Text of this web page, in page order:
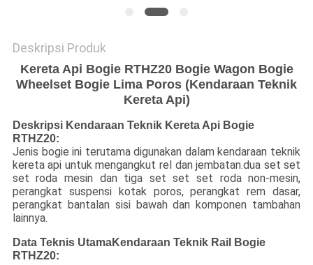
Deskripsi Produk
Kereta Api Bogie RTHZ20 Bogie Wagon Bogie
Wheelset Bogie Lima Poros (Kendaraan Teknik
Kereta Api)
Deskripsi Kendaraan Teknik Kereta Api Bogie
RTHZ20:
Jenis bogie ini terutama digunakan dalam kendaraan teknik
kereta api untuk mengangkut rel dan jembatan.dua set set
set roda mesin dan tiga set set set roda non-mesin,
perangkat suspensi kotak poros, perangkat rem dasar,
perangkat bantalan sisi bawah dan komponen tambahan
lainnya.
Data Teknis UtamaKendaraan Teknik Rail Bogie
RTHZ20: